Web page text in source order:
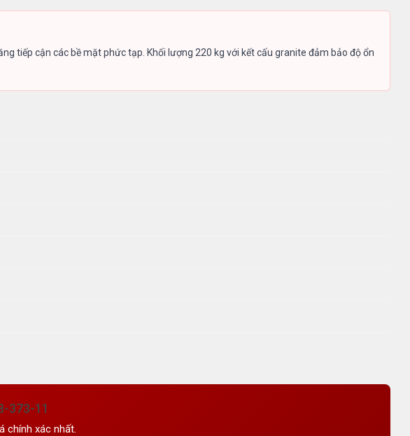
tiếp cận các bề mặt phức tạp. Khối lượng 220 kg với kết cấu granite đảm bảo độ ổn
373-11
chính xác nhất.